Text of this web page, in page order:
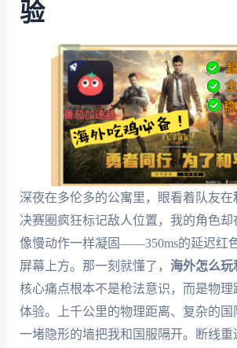
验
深夜在多伦多的公寓里，眼看着队友在
决赛圈疯狂标记敌人位置，我的角色
像慢动作一样凝固——350ms的延迟红
屏幕上方。那一刻就懂了， 海外怎么玩
核心痛点根本不是枪法意识，而是物理
体验。上千公里的物理距离、复杂的国
一堵隐形的墙把我和国服隔开。断线重